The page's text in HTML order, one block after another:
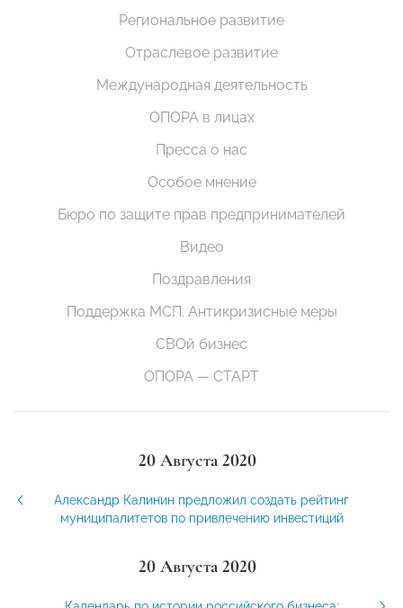
Региональное развитие
Отраслевое развитие
Международная деятельность
ОПОРА в лицах
Пресса о нас
Особое мнение
Бюро по защите прав предпринимателей
Видео
Поздравления
Поддержка МСП. Антикризисные меры
СВОй бизнес
ОПОРА — СТАРТ
20 Августа 2020
Александр Калинин предложил создать рейтинг
муниципалитетов по привлечению инвестиций
20 Августа 2020